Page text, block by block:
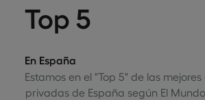
Top 5
En España
Estamos en el "Top 5" de las
privadas de España según El